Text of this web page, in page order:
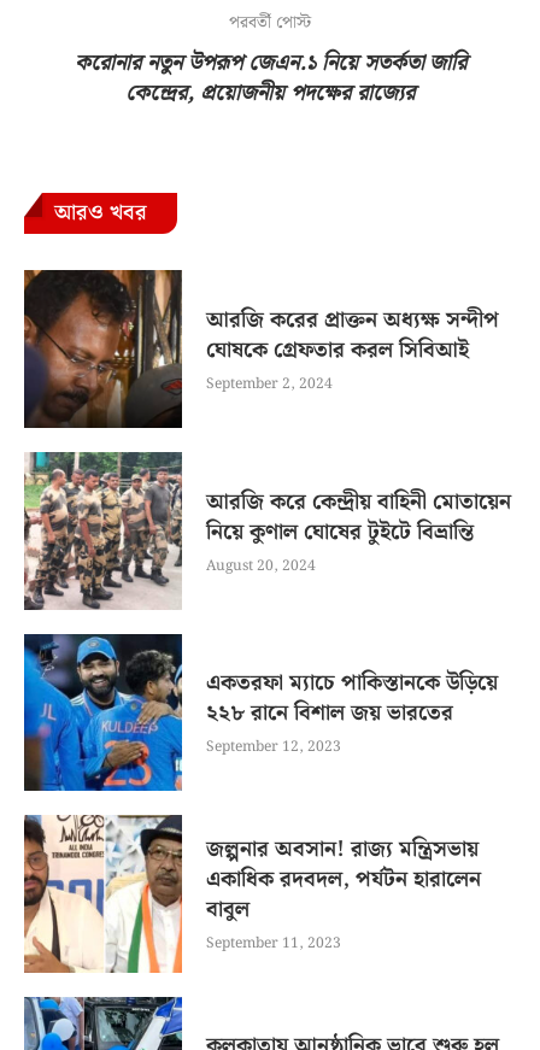
পরবর্তী পোস্ট
করোনার নতুন উপরূপ জেএন.১ নিয়ে সতর্কতা জারি
কেন্দ্রের, প্রয়োজনীয় পদক্ষের রাজ্যের
আরও খবর
আরজি করের প্রাক্তন অধ্যক্ষ সন্দীপ
ঘোষকে গ্রেফতার করল সিবিআই
September 2, 2024
আরজি করে কেন্দ্রীয় বাহিনী মোতায়েন
নিয়ে কুণাল ঘোষের টুইটে বিভ্রান্তি
August 20, 2024
একতরফা ম্যাচে পাকিস্তানকে উড়িয়ে
২২৮ রানে বিশাল জয় ভারতের
September 12, 2023
জল্পনার অবসান! রাজ্য মন্ত্রিসভায়
একাধিক রদবদল, পর্যটন হারালেন
বাবুল
September 11, 2023